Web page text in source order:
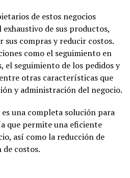
de estos negocios
de sus productos,
compras y reducir costos.
como el seguimiento en
el seguimiento de los pedidos y
otras características que
y administración del negocio.
es una completa solución para
que permite una eficiente
así como la reducción de
costos.